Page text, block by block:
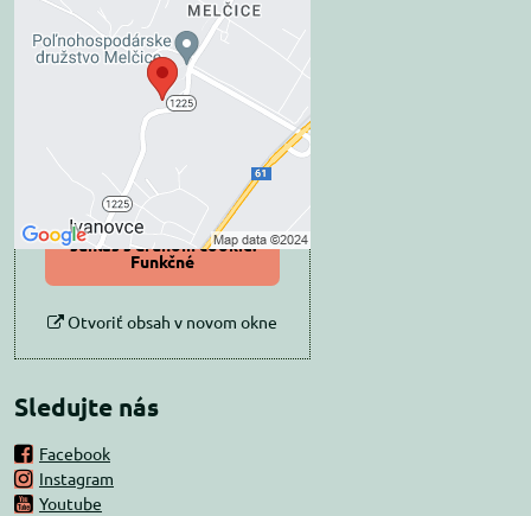
Externý obsah je
blokovaný Voľbami
súkromia
Prajete si načítať externý obsah?
Povoliť tentokrát
Povoliť a zapamätať -
súhlas s druhom cookie:
Funkčné
Otvoriť obsah v novom okne
Sledujte nás
Facebook
Instagram
Youtube